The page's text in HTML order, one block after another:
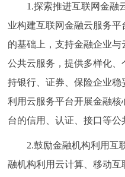
1.探索推进互联网金融
业构建互联网金融云服务
的基础上，支持金融企业
公共云服务，提供多样化
持银行、证券、保险企业
利用云服务平台开展金融
台的信用、认证、接口等公
2.鼓励金融机构利用互
融机构利用云计算、移动